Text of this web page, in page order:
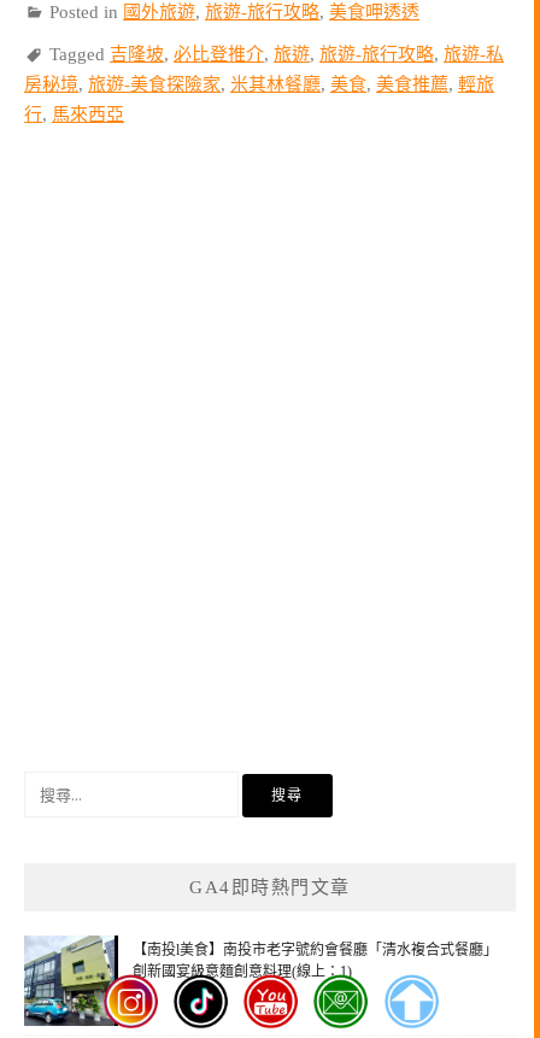
Posted in 國外旅遊, 旅遊-旅行攻略, 美食呷透透
Tagged 吉隆坡, 必比登推介, 旅遊, 旅遊-旅行攻略, 旅遊-私
房秘境, 旅遊-美食探險家, 米其林餐廳, 美食, 美食推薦, 輕旅
行, 馬來西亞
GA4即時熱門文章
【南投l美食】南投市老字號約會餐廳「清水複合式餐廳」
創新國宴級意麵創意料理(線上：1)